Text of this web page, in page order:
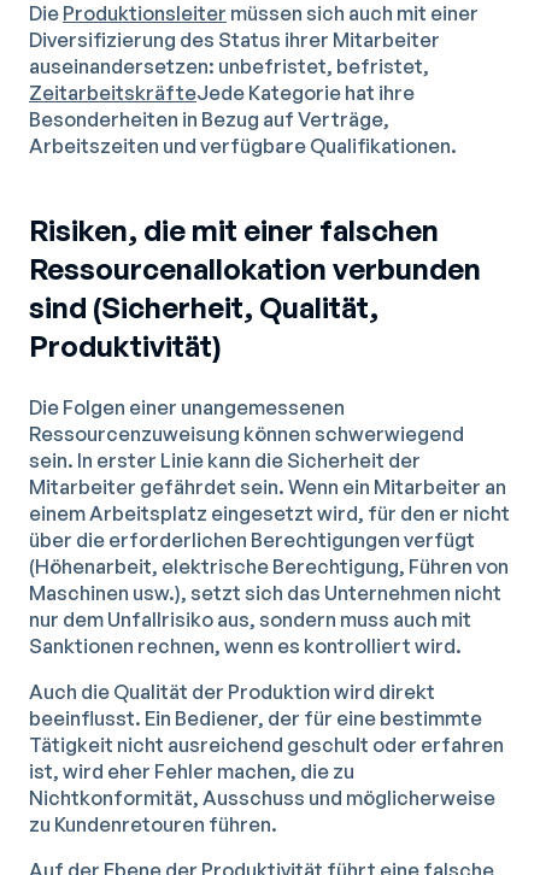
Die Produktionsleiter müssen sich auch mit einer
Diversifizierung des Status ihrer Mitarbeiter
auseinandersetzen: unbefristet, befristet,
ZeitarbeitskräfteJede Kategorie hat ihre
Besonderheiten in Bezug auf Verträge,
Arbeitszeiten und verfügbare Qualifikationen.
Risiken, die mit einer falschen
Ressourcenallokation verbunden
sind (Sicherheit, Qualität,
Produktivität)
Die Folgen einer unangemessenen
Ressourcenzuweisung können schwerwiegend
sein. In erster Linie kann die Sicherheit der
Mitarbeiter gefährdet sein. Wenn ein Mitarbeiter an
einem Arbeitsplatz eingesetzt wird, für den er nicht
über die erforderlichen Berechtigungen verfügt
(Höhenarbeit, elektrische Berechtigung, Führen von
Maschinen usw.), setzt sich das Unternehmen nicht
nur dem Unfallrisiko aus, sondern muss auch mit
Sanktionen rechnen, wenn es kontrolliert wird.
Auch die Qualität der Produktion wird direkt
beeinflusst. Ein Bediener, der für eine bestimmte
Tätigkeit nicht ausreichend geschult oder erfahren
ist, wird eher Fehler machen, die zu
Nichtkonformität, Ausschuss und möglicherweise
zu Kundenretouren führen.